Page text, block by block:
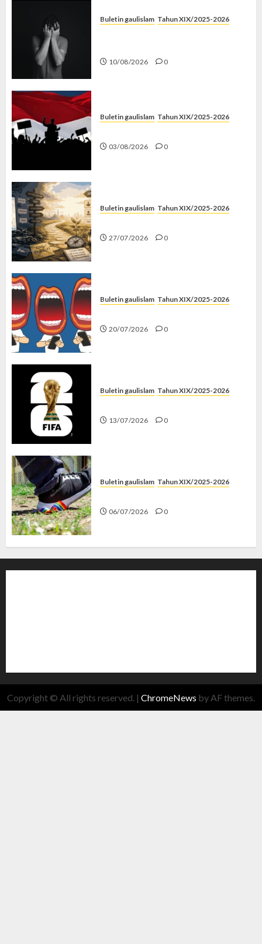
Buletin gaulislam Tahun XIX/2025-2026
10/08/2026 0
Buletin gaulislam Tahun XIX/2025-2026
03/08/2026 0
Buletin gaulislam Tahun XIX/2025-2026
27/07/2026 0
Buletin gaulislam Tahun XIX/2025-2026
20/07/2026 0
Buletin gaulislam Tahun XIX/2025-2026
13/07/2026 0
Buletin gaulislam Tahun XIX/2025-2026
06/07/2026 0
Copyright © All rights reserved. | ChromeNews by AF themes.